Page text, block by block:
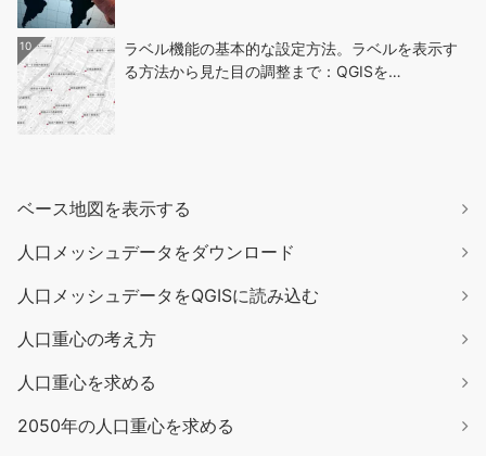
10
ラベル機能の基本的な設定方法。ラベルを表示す
る方法から見た目の調整まで：QGISを…
ベース地図を表示する
人口メッシュデータをダウンロード
人口メッシュデータをQGISに読み込む
人口重心の考え方
人口重心を求める
2050年の人口重心を求める